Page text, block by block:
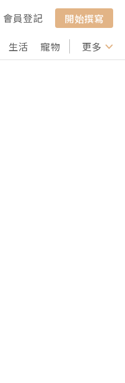
會員登記
開始撰寫
生活 寵物 行山 打卡
更多